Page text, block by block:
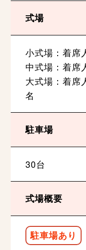
式場
小式場：着席
中式場：着席
大式場：着席
名
駐車場
30台
式場概要
駐車場あり